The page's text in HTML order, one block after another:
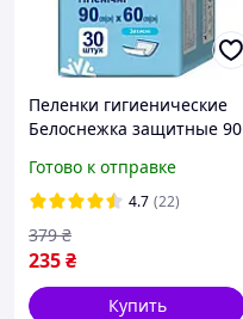
Пеленки гигиенические
Белоснежка защитные 90
Готово к отправке
4.7 (22)
235₴
379 ₴
Купить